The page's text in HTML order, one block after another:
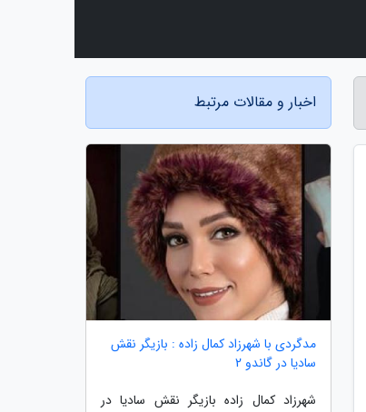
اخبار و مقالات مرتبط
مدگردی با شهرزاد کمال زاده : بازیگر نقش
سادیا در گاندو 2
شهرزاد کمال زاده بازیگر نقش سادیا در